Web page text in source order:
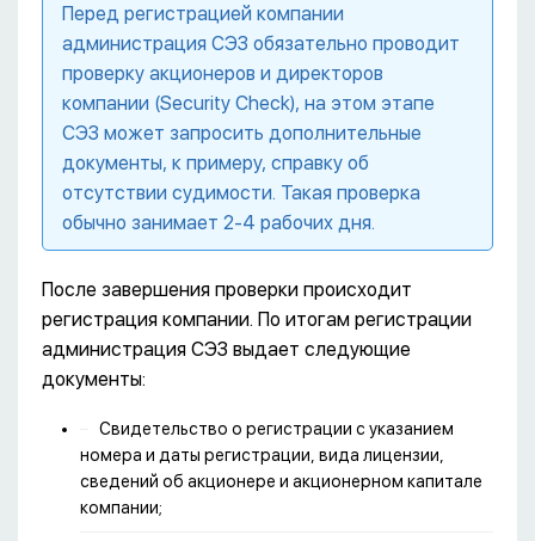
Перед регистрацией компании
администрация СЭЗ обязательно проводит
проверку акционеров и директоров
компании (Security Check), на этом этапе
СЭЗ может запросить дополнительные
документы, к примеру, справку об
отсутствии судимости. Такая проверка
обычно занимает 2-4 рабочих дня.
После завершения проверки происходит
регистрация компании. По итогам регистрации
администрация СЭЗ выдает следующие
документы:
Свидетельство о регистрации с указанием
номера и даты регистрации, вида лицензии,
сведений об акционере и акционерном капитале
компании;